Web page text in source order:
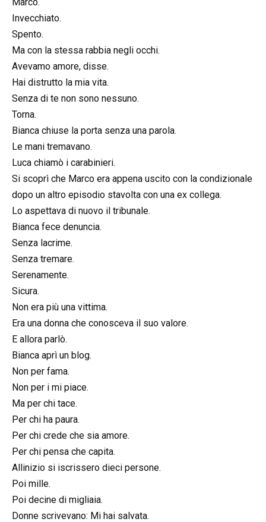
Invecchiato.
Spento.
Ma con la stessa rabbia negli occhi.
Avevamo amore, disse.
Hai distrutto la mia vita.
Senza di te non sono nessuno.
Torna.
Bianca chiuse la porta senza una parola.
Le mani tremavano.
Luca chiamò i carabinieri.
Si scoprì che Marco era appena uscito con la condizionale
dopo un altro episodio stavolta con una ex collega.
Lo aspettava di nuovo il tribunale.
Bianca fece denuncia.
Senza lacrime.
Senza tremare.
Serenamente.
Sicura.
Non era più una vittima.
Era una donna che conosceva il suo valore.
E allora parlò.
Bianca aprì un blog.
Non per fama.
Non per i mi piace.
Ma per chi tace.
Per chi ha paura.
Per chi crede che sia amore.
Per chi pensa che capita.
Allinizio si iscrissero dieci persone.
Poi mille.
Poi decine di migliaia.
Donne scrivevano: Mi hai salvata.